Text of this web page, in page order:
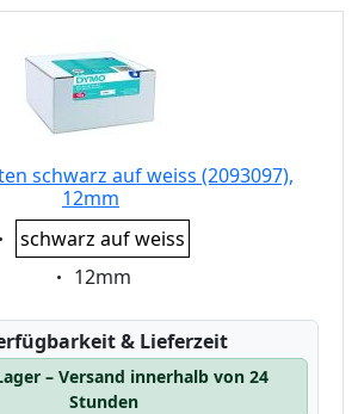
schwarz auf weiss (2093097),
12mm
Eigenschaft:
schwarz auf weiss
Eigenschaft:
12mm
& Lieferzeit
– Versand innerhalb von 24
Stunden